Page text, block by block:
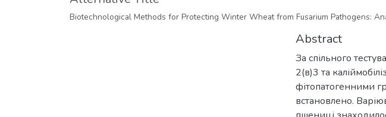
Biotechnological Methods for Protecting Winter Wheat from Fusarium Pathogens:
Abstract
За спільного
2(в)3 та
фітопатогенними
встановлено.